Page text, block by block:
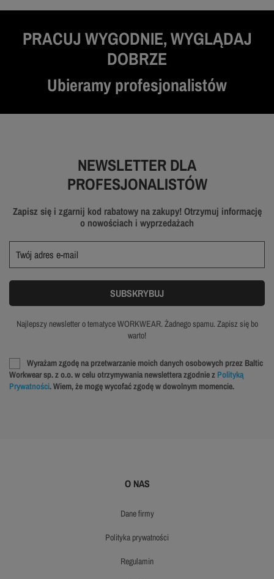
PRACUJ WYGODNIE, WYGLĄDAJ
DOBRZE
Ubieramy profesjonalistów
NEWSLETTER DLA
PROFESJONALISTÓW
Zapisz się i zgarnij kod rabatowy na zakupy! Otrzymuj informację
o nowościach i wyprzedażach
Najlepszy newsletter o tematyce WORKWEAR. Żadnego spamu. Zapisz się bo
warto!
Wyrażam zgodę na przetwarzanie moich danych osobowych przez Baltic
Workwear sp. z o.o. w celu otrzymywania newslettera zgodnie z Polityką
Prywatności. Wiem, że mogę wycofać zgodę w dowolnym momencie.
O NAS
dane firmy
polityka prywatności
regulamin